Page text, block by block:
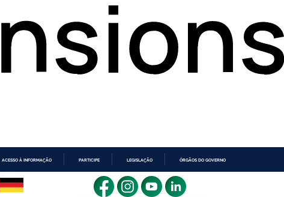
ACESSO À INFORMAÇÃO PARTICIPE LEGISLAÇÃO ÓRGÃOS DO GOVERNO